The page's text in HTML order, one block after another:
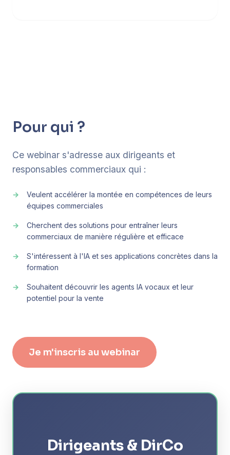
Pour qui ?
Ce webinar s'adresse aux dirigeants et
responsables commerciaux qui :
Veulent accélérer la montée en compétences de leurs
équipes commerciales
Cherchent des solutions pour entraîner leurs
commerciaux de manière régulière et efficace
S'intéressent à l'IA et ses applications concrètes dans la
formation
Souhaitent découvrir les agents IA vocaux et leur
potentiel pour la vente
Je m'inscris au webinar
Dirigeants & DirCo